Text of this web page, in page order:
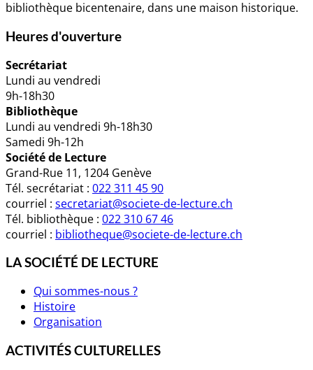
bibliothèque bicentenaire, dans une maison historique.
Heures d'ouverture
Secrétariat
Lundi au vendredi
9h-18h30
Bibliothèque
Lundi au vendredi 9h-18h30
Samedi 9h-12h
Société de Lecture
Grand-Rue 11, 1204 Genève
Tél. secrétariat : 022 311 45 90
courriel : secretariat@societe-de-lecture.ch
Tél. bibliothèque : 022 310 67 46
courriel : bibliotheque@societe-de-lecture.ch
LA SOCIÉTÉ DE LECTURE
Qui sommes-nous ?
Histoire
Organisation
ACTIVITÉS CULTURELLES